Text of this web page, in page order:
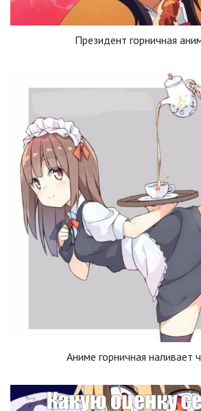
Президент горничная
Аниме горничная наливает